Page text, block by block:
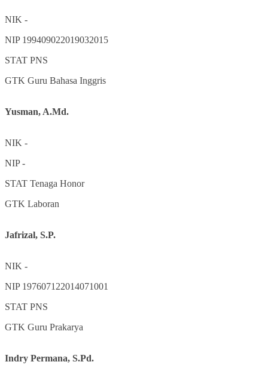
NIK -
NIP 199409022019032015
STAT PNS
GTK Guru Bahasa Inggris
Yusman, A.Md.
NIK -
NIP-
STAT Tenaga Honor
GTK Laboran
Jafrizal, S.P.
NIK -
NIP 197607122014071001
STAT PNS
GTK Guru Prakarya
Indry Permana, S.Pd.